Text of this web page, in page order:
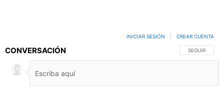
CONVERSACIÓN SIGA ESTA
SEGUIR
INICIAR SESIÓN CREAR CUENTA